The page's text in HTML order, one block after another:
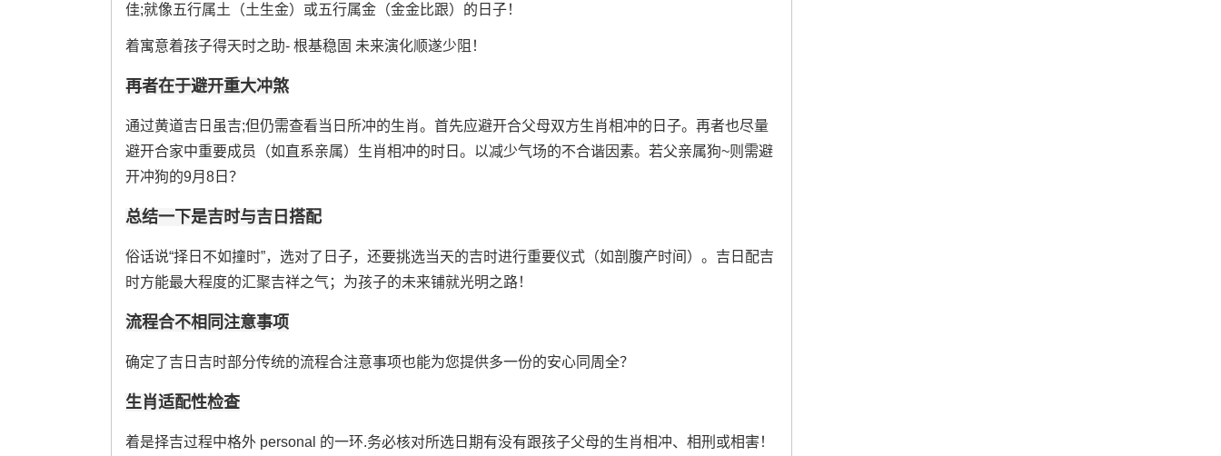
佳;就像五行属土（土生金）或五行属金（金金比跟）的日子！
着寓意着孩子得天时之助- 根基稳固 未来演化顺遂少阻！
再者在于避开重大冲煞
通过黄道吉日虽吉;但仍需查看当日所冲的生肖。首先应避开合父母双方生肖相冲的日子。再者也尽量
避开合家中重要成员（如直系亲属）生肖相冲的时日。以减少气场的不合谐因素。若父亲属狗~则需避
开冲狗的9月8日？
总结一下是吉时与吉日搭配
俗话说“择日不如撞时”，选对了日子，还要挑选当天的吉时进行重要仪式（如剖腹产时间）。吉日配吉
时方能最大程度的汇聚吉祥之气；为孩子的未来铺就光明之路！
流程合不相同注意事项
确定了吉日吉时部分传统的流程合注意事项也能为您提供多一份的安心同周全？
生肖适配性检查
着是择吉过程中格外 personal 的一环.务必核对所选日期有没有跟孩子父母的生肖相冲、相刑或相害！